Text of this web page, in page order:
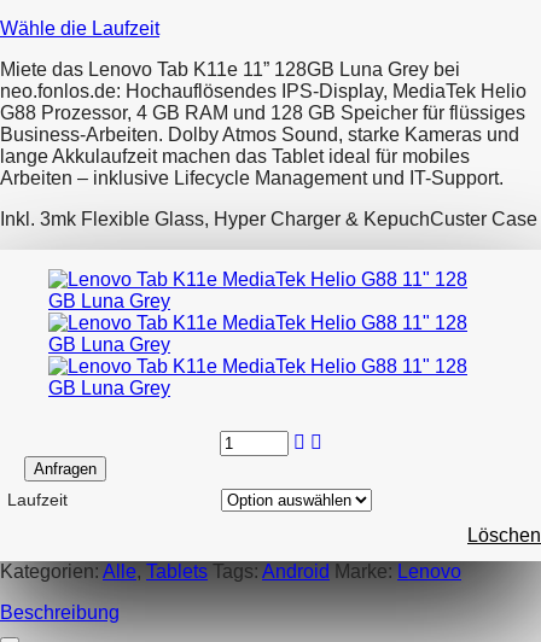
bis
14.71€
Wähle die Laufzeit
Miete das Lenovo Tab K11e 11” 128GB Luna Grey bei
neo.fonlos.de: Hochauflösendes IPS-Display, MediaTek Helio
G88 Prozessor, 4 GB RAM und 128 GB Speicher für flüssiges
Business-Arbeiten. Dolby Atmos Sound, starke Kameras und
lange Akkulaufzeit machen das Tablet ideal für mobiles
Arbeiten – inklusive Lifecycle Management und IT-Support.
Inkl. 3mk Flexible Glass, Hyper Charger & KepuchCuster Case
Anfragen
Laufzeit
Löschen
Kategorien: Alle, Tablets Tags: Android Marke: Lenovo
Beschreibung